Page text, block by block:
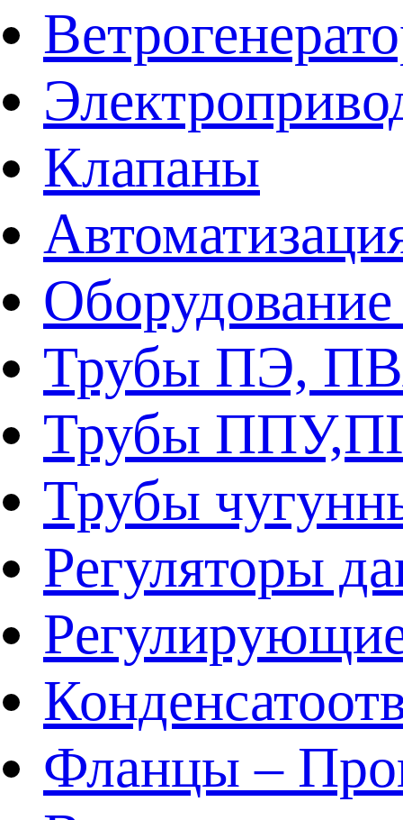
Клапаны
Трубы ПЭ,
Трубы
Трубы
Регуляторы
Фланцы –